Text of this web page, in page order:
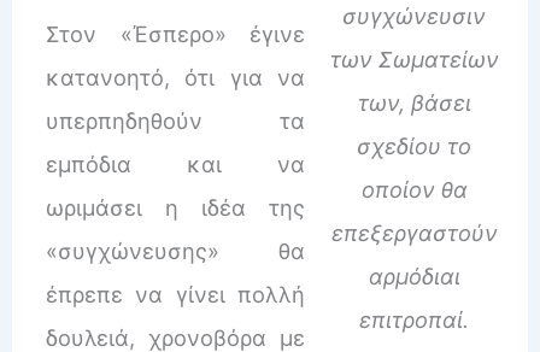
Στον «Έσπερο» έγινε
κατανοητό, ότι για να
υπερπηδηθούν τα
εμπόδια και να
ωριμάσει η ιδέα της
«συγχώνευσης» θα
έπρεπε να γίνει πολλή
δουλειά, χρονοβόρα με
συγχώνευσιν
των Σωματείων
των, βάσει
σχεδίου το
οποίον θα
επεξεργαστούν
αρμόδιαι
επιτροπαί.